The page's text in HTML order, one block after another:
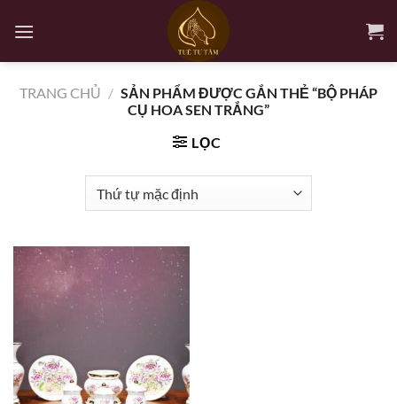
qua
TRANG CHỦ / SẢN PHẨM ĐƯỢC GẮN THẺ “BỘ PHÁP
CỤ HOA SEN TRẮNG”
LỌC